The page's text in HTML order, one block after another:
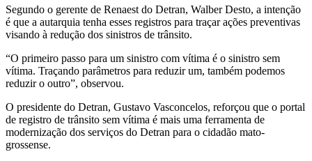
Segundo o gerente de Renaest do Detran, Walber Desto, a intenção
é que a autarquia tenha esses registros para traçar ações preventivas
visando à redução dos sinistros de trânsito.
“O primeiro passo para um sinistro com vítima é o sinistro sem
vítima. Traçando parâmetros para reduzir um, também podemos
reduzir o outro”, observou.
O presidente do Detran, Gustavo Vasconcelos, reforçou que o portal
de registro de trânsito sem vítima é mais uma ferramenta de
modernização dos serviços do Detran para o cidadão mato-
grossense.